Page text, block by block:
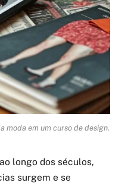
moda em um curso de design.
longo dos séculos,
surgem e se